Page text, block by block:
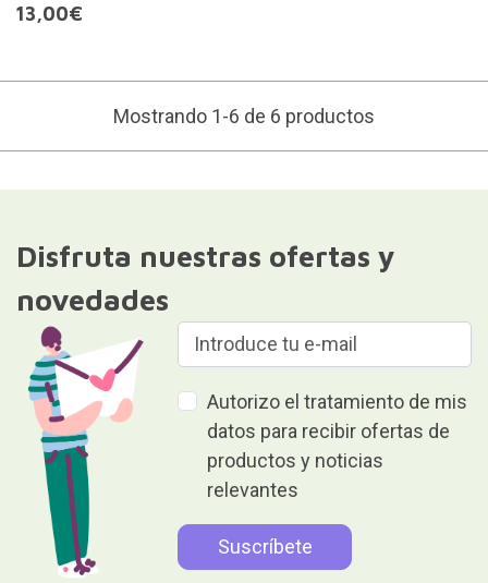
13,00€
Mostrando 1-6 de 6 productos
Disfruta nuestras ofertas y
novedades
Autorizo el tratamiento de mis
datos para recibir ofertas de
productos y noticias
relevantes